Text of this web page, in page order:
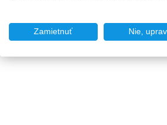
Zamietnuť Nie, uprav